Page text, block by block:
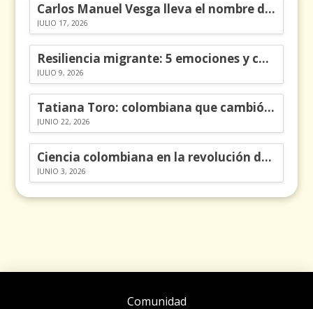
Carlos Manuel Vesga lleva el nombre de Colombia a los Emmy
JULIO 17, 2026
Resiliencia migrante: 5 emociones y cómo gestionarlas
JULIO 9, 2026
Tatiana Toro: colombiana que cambió la historia de las matemáticas
JUNIO 22, 2026
Ciencia colombiana en la revolución de los órganos en chips
JUNIO 3, 2026
Comunidad